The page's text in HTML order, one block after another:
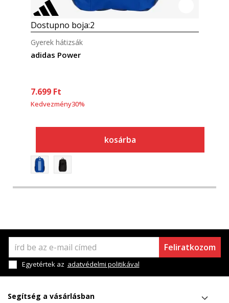
Dostupno boja:2
adidas Power
Gyerek hátizsák
7.699 Ft
Kedvezmény30%
kosárba
Feliratkozom
Egyetértek az adatvédelmi politikával
Segítség a vásárlásban